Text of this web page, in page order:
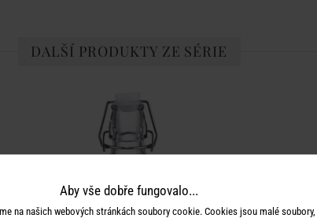
DALŠÍ PRODUKTY ZE SÉRIE
Aby vše dobře fungovalo...
na našich webových stránkách soubory cookie. Cookies jsou malé